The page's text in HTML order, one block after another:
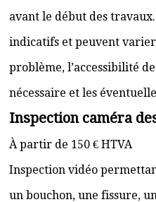
avant le début des
indicatifs et peuvent
problème, l’accessibilité
nécessaire et les
Inspection caméra
À partir de 150 € HTVA
Inspection vidéo
un bouchon, une fissure,